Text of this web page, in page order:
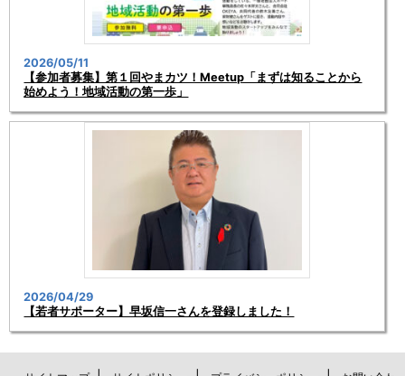
2026/05/11
【参加者募集】第１回やまカツ！Meetup「まずは知ることから
始めよう！地域活動の第一歩」
2026/04/29
【若者サポーター】早坂信一さんを登録しました！